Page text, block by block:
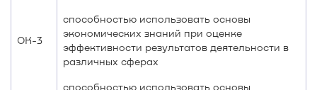
ОК-3
способностью использовать основы
экономических знаний при оценке
эффективности результатов деятельности в
различных сферах
способностью использовать основы